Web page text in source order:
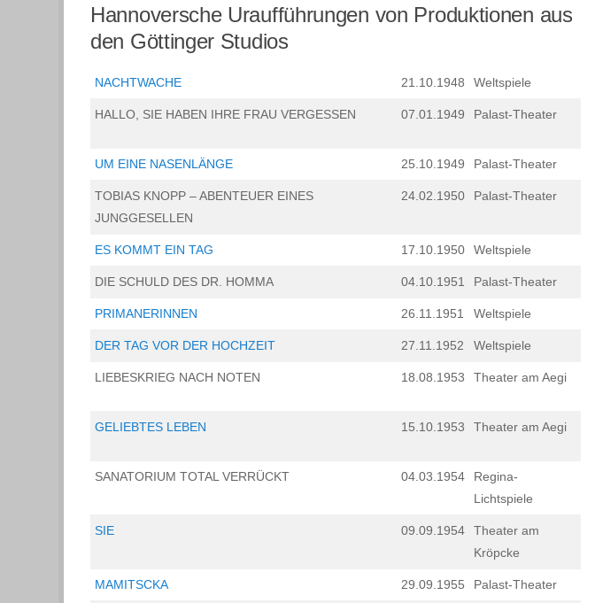
Hannoversche Uraufführungen von Produktionen aus
den Göttinger Studios
NACHTWACHE 21.10.1948 Weltspiele
HALLO, SIE HABEN IHRE FRAU VERGESSEN 07.01.1949 Palast-Theater
UM EINE NASENLÄNGE 25.10.1949 Palast-Theater
TOBIAS KNOPP – ABENTEUER EINES
JUNGGESELLEN
24.02.1950 Palast-Theater
ES KOMMT EIN TAG 17.10.1950 Weltspiele
DIE SCHULD DES DR. HOMMA 04.10.1951 Palast-Theater
PRIMANERINNEN 26.11.1951 Weltspiele
DER TAG VOR DER HOCHZEIT 27.11.1952 Weltspiele
LIEBESKRIEG NACH NOTEN 18.08.1953 Theater am Aegi
GELIEBTES LEBEN 15.10.1953 Theater am Aegi
SANATORIUM TOTAL VERRÜCKT 04.03.1954
Regina-
Lichtspiele
SIE 09.09.1954
Theater am
Kröpcke
MAMITSCKA 29.09.1955 Palast-Theater